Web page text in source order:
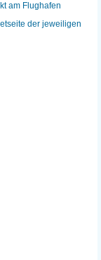
am Flughafen
der jeweiligen